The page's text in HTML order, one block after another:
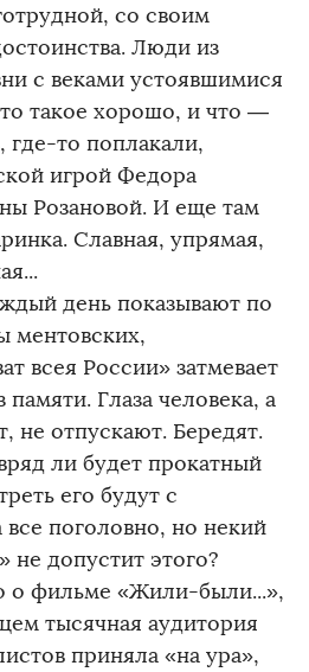
со своим
Люди из
с веками устоявшимися
такое хорошо, и что —
то поплакали,
игрой Федора
Розановой. И еще там
Славная, упрямая,
день показывают по
ментовских,
всея России» затмевает
Глаза человека, а
не отпускают. Бередят.
ли будет прокатный
его будут с
поголовно, но некий
не допустит этого?
о фильме «Жили-были...»,
тысячная аудитория
приняла «на ура»,